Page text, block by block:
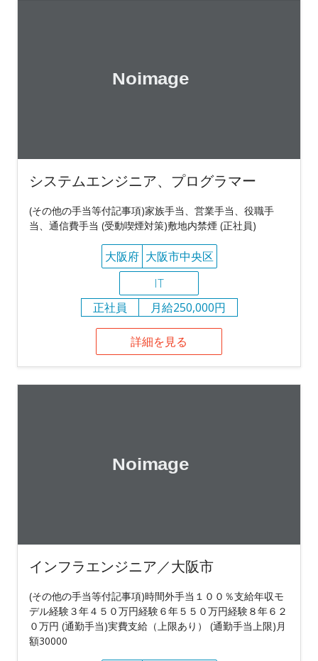
システムエンジニア、プログラマー
(その他の手当等付記事項)家族手当、営業手当、役職手
当、通信費手当 (受動喫煙対策)敷地内禁煙 (正社員)
大阪府 大阪市中央区
IT
正社員
月給250,000円
詳細を見る
インフラエンジニア／大阪市
(その他の手当等付記事項)時間外手当１００％支給年収モ
デル経験３年４５０万円経験６年５５０万円経験８年６２
０万円 (通勤手当)実費支給（上限あり） (通勤手当上限)月
額30000